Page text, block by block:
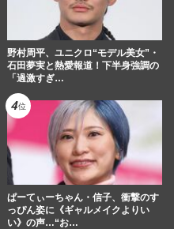
野村周平、ユニクロ“モデル美女”・
石田夢実と熱愛報道！下半身強調の
「過激すぎ…
ぱーてぃーちゃん・信子、衝撃のす
っぴん姿に《ギャルメイクよりい
い》の声…“お…